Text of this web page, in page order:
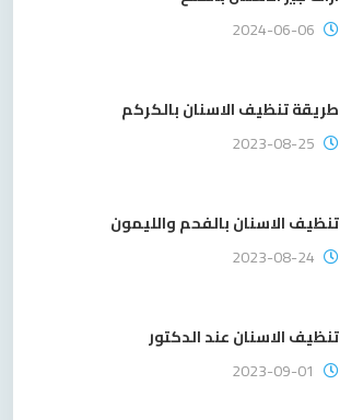
2024-06-06
طريقة تنظيف الاسنان بالكركم
2023-08-25
تنظيف الاسنان بالفحم والليمون
2023-08-24
تنظيف الاسنان عند الدكتور
2023-09-01